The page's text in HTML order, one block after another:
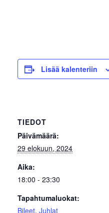
Lisää kalenteriin
TIEDOT
Päivämäärä:
29 elokuun, 2024
Aika:
18:00 - 23:30
Tapahtumaluokat:
Bileet, Juhlat